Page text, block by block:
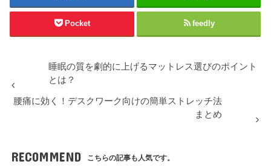
Pocket feedly
睡眠の質を劇的に上げるマットレス選びのポイント
とは？
腰痛に効く！デスクワーク向けの簡単ストレッチ法
まとめ
RECOMMEND こちらの記事も人気です。